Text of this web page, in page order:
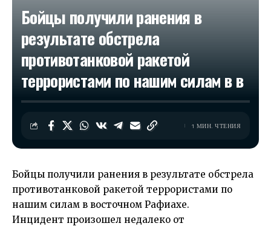
Бойцы получили ранения в
результате обстрела
противотанковой ракетой
террористами по нашим силам в в
1 МИН. ЧТЕНИЯ
Бойцы получили ранения в результате обстрела
противотанковой ракетой террористами по
нашим силам в восточном Рафиахе.
Инцидент произошел недалеко от